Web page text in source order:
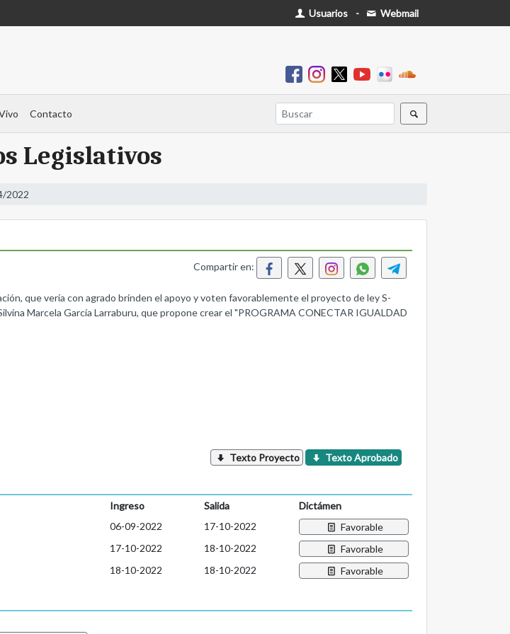
Usuarios - Webmail
Contacto
Legislativos
2022
Compartir en:
que vería con agrado brinden el apoyo y voten favorablemente el proyecto de ley S-
Marcela García Larraburu, que propone crear el "PROGRAMA CONECTAR IGUALDAD
Texto Proyecto Texto Aprobado
Ingreso Salida
Dictámen
06-09-2022 17-10-2022
Favorable
17-10-2022 18-10-2022
Favorable
18-10-2022 18-10-2022 Favorable